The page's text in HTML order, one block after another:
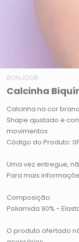
BONJOUR
Calcinha
Calcinha na cor
Shape ajustado e
movimentos.
Código do Produto:
Uma vez entregue,
Para mais
Composição:
Poliamida 90% -
O produto ofertado